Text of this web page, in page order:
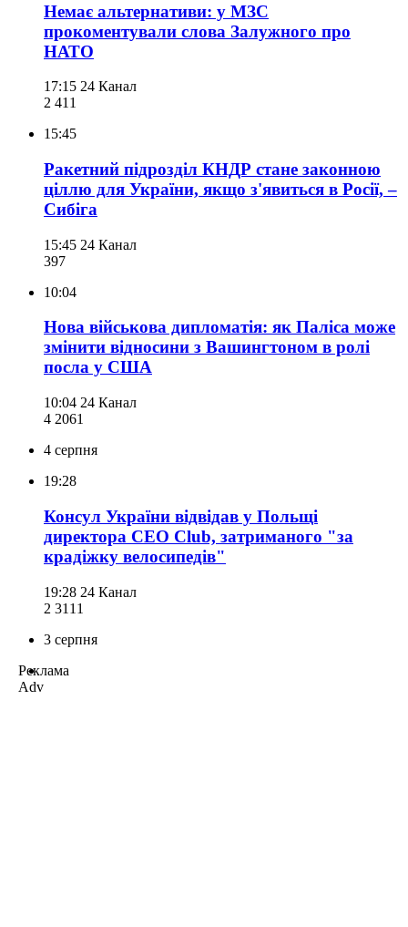
Немає альтернативи: у МЗС
прокоментували слова Залужного про
НАТО
17:15 24 Канал
2 411
15:45
Ракетний підрозділ КНДР стане законною
ціллю для України, якщо з'явиться в Росії, –
Сибіга
15:45 24 Канал
397
10:04
Нова військова дипломатія: як Паліса може
змінити відносини з Вашингтоном в ролі
посла у США
10:04 24 Канал
4 2061
4 серпня
19:28
Консул України відвідав у Польщі
директора CEO Club, затриманого "за
крадіжку велосипедів"
19:28 24 Канал
2 311 1
3 серпня
Реклама
Adv